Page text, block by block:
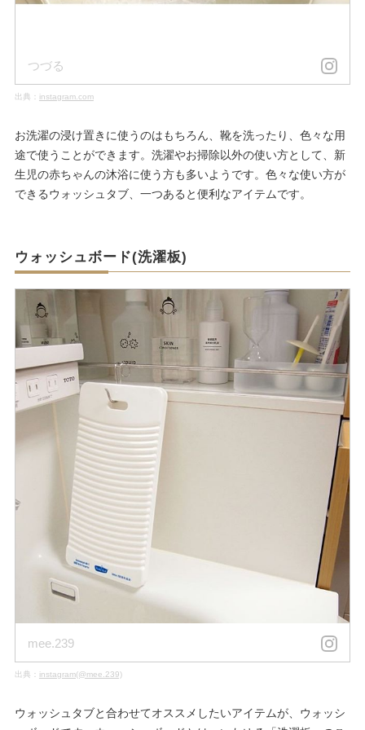
つづる
出典： instagram.com
お洗濯の浸け置きに使うのはもちろん、靴を洗ったり、色々な用
途で使うことができます。洗濯やお掃除以外の使い方として、新
生児の赤ちゃんの沐浴に使う方も多いようです。色々な使い方が
できるウォッシュタブ、一つあると便利なアイテムです。
ウォッシュボード(洗濯板)
mee.239
出典： instagram(@mee.239)
ウォッシュタブと合わせてオススメしたいアイテムが、ウォッシ